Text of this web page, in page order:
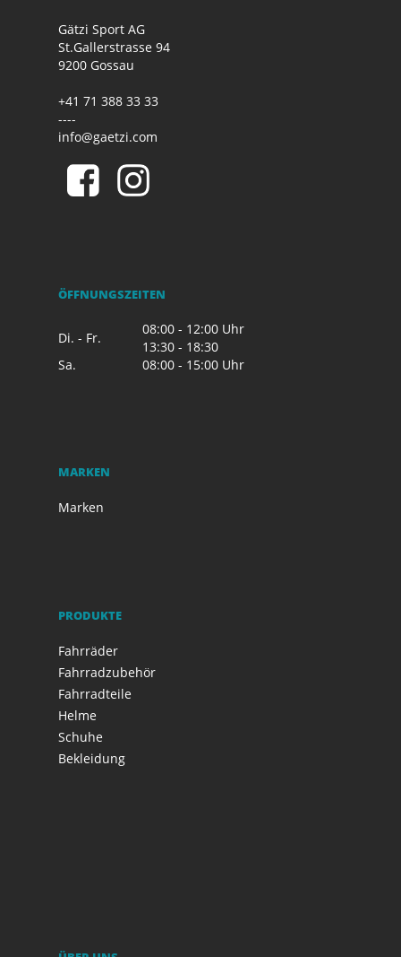
Gätzi Sport AG
St.Gallerstrasse 94
9200 Gossau
+41 71 388 33 33
----
info@gaetzi.com
ÖFFNUNGSZEITEN
Di. - Fr.
08:00 - 12:00 Uhr
13:30 - 18:30
Sa.
08:00 - 15:00 Uhr
MARKEN
Marken
PRODUKTE
Fahrräder
Fahrradzubehör
Fahrradteile
Helme
Schuhe
Bekleidung